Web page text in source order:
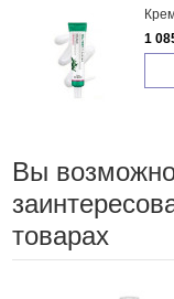
1
Вы
товарах